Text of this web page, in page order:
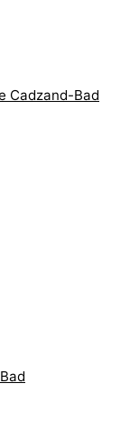
Cadzand-Bad